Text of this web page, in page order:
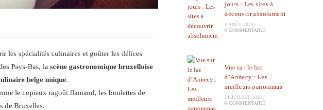
les spécialités culinaires et goûter les délices
Pays-Bas, lascène gastronomique bruxelloise
belge unique.
le copieux ragoût flamand, les boulettes de
de Bruxelles.
jours : Les sites à
découvrir absolument
3 AOÛT 2023 /
0 COMMENTAIRE
Vue sur le lac
d’Annecy : Les
meilleurs panoramas
31 JUILLET 2023 /
0 COMMENTAIRE